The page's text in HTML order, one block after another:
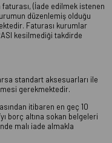
faturası, (İade edilmek istenen
düzenlemiş olduğu
Faturası kurumlar
kesilmediği takdirde
standart aksesuarları ile
gerekmektedir.
itibaren en geç 10
borç altına sokan belgeleri
malı iade almakla